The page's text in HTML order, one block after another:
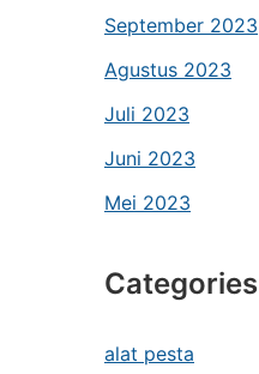
September 2023
Agustus 2023
Juli 2023
Juni 2023
Mei 2023
Categories
alat pesta